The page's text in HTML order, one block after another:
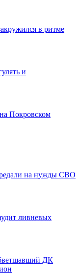
в ритме
и
Покровском
на нужды СВО
ливневых
ДК